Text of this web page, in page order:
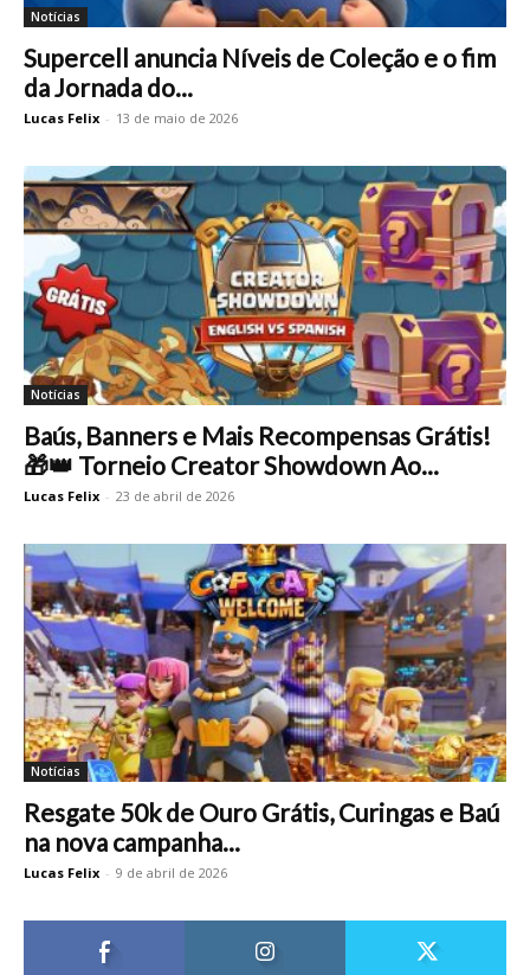
Notícias
Supercell anuncia Níveis de Coleção e o fim
da Jornada do...
Lucas Felix - 13 de maio de 2026
Notícias
Baús, Banners e Mais Recompensas Grátis!
🎁👑 Torneio Creator Showdown Ao...
Lucas Felix - 23 de abril de 2026
Notícias
Resgate 50k de Ouro Grátis, Curingas e Baú
na nova campanha...
Lucas Felix - 9 de abril de 2026